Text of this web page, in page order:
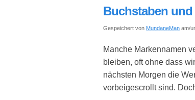
Buchstaben
Gespeichert von MundaneMan am/
Manche Markennamen
bleiben, oft ohne dass
nächsten Morgen die
vorbeiges­crollt sind.